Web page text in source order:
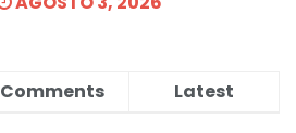
Comments Latest